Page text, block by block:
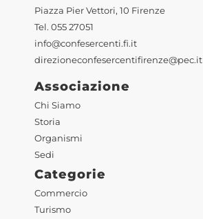
Piazza Pier Vettori, 10 Firenze
Tel. 055 27051
info@confesercenti.fi.it
direzioneconfesercentifirenze@pec.it
Associazione
Chi Siamo
Storia
Organismi
Sedi
Categorie
Commercio
Turismo